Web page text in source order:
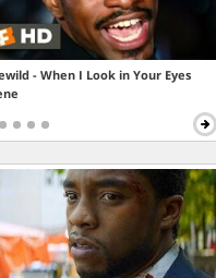
- When I Look in Your Eyes